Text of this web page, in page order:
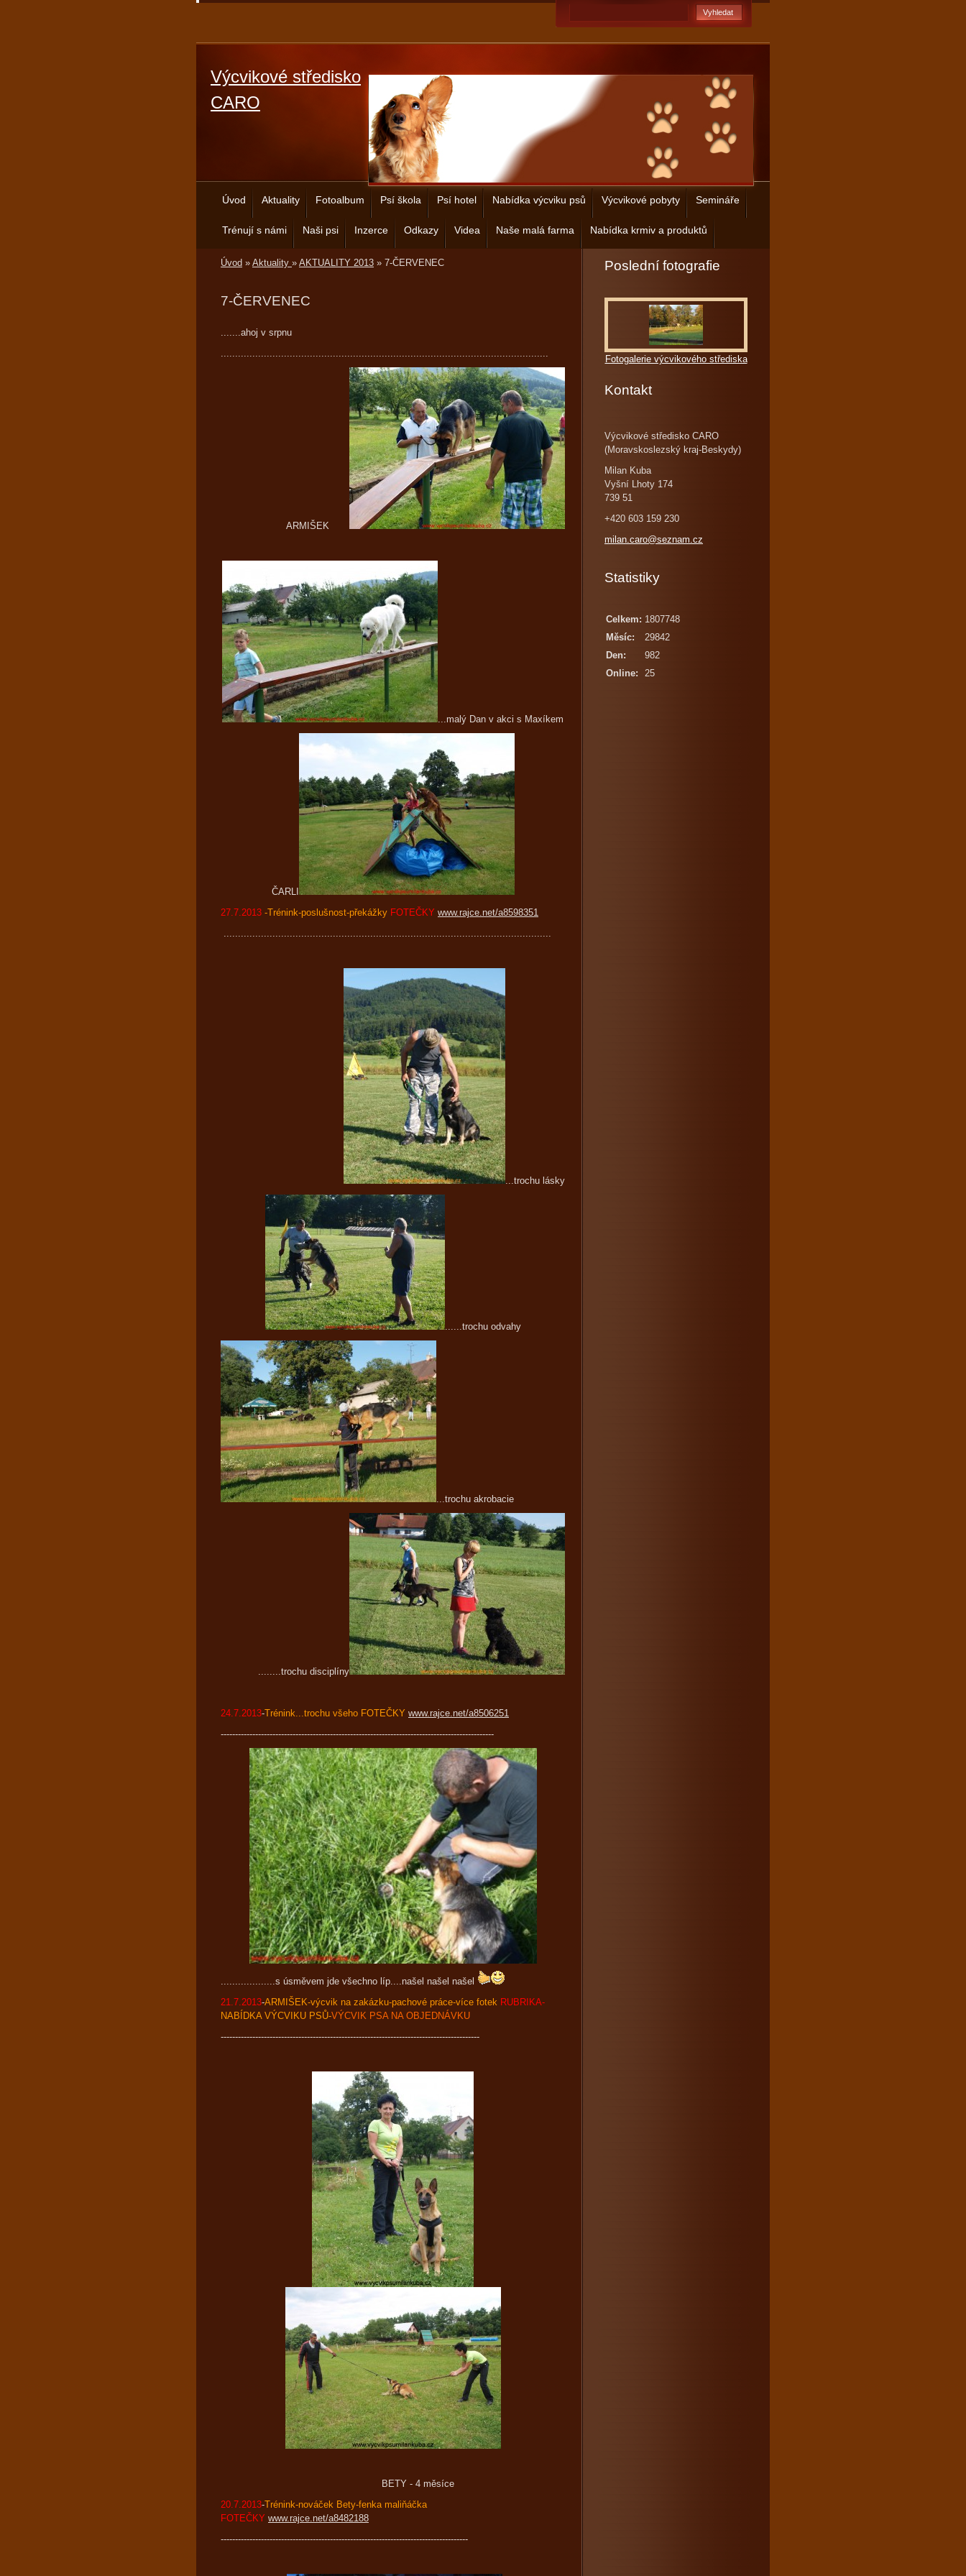
Výcvikové středisko
CARO
Úvod Aktuality Fotoalbum Psí škola Psí hotel Nabídka výcviku psů Výcvikové pobyty Semináře
Trénují s námi Naši psi Inzerce Odkazy Videa Naše malá farma Nabídka krmiv a produktů
Úvod » Aktuality » AKTUALITY 2013 » 7-ČERVENEC
7-ČERVENEC
.......ahoj v srpnu
..................................................................................................................
ARMIŠEK
...malý Dan v akci s Maxíkem
ČARLI
27.7.2013 -Trénink-poslušnost-překážky FOTEČKY www.rajce.net/a8598351
..................................................................................................................
...trochu lásky
......trochu odvahy
...trochu akrobacie
........trochu disciplíny
24.7.2013-Trénink...trochu všeho FOTEČKY www.rajce.net/a8506251
-----------------------------------------------------------------------------------------------
...................s úsměvem jde všechno líp....našel našel našel
21.7.2013-ARMIŠEK-výcvik na zakázku-pachové práce-více fotek RUBRIKA-
NABÍDKA VÝCVIKU PSŮ-VÝCVIK PSA NA OBJEDNÁVKU
------------------------------------------------------------------------------------------
BETY - 4 měsíce
20.7.2013-Trénink-nováček Bety-fenka maliňáčka
FOTEČKY www.rajce.net/a8482188
--------------------------------------------------------------------------------------
Poslední fotografie
Fotogalerie výcvikového střediska
Kontakt
Výcvikové středisko CARO
(Moravskoslezský kraj-Beskydy)
Milan Kuba
Vyšní Lhoty 174
739 51
+420 603 159 230
milan.caro@seznam.cz
Statistiky
Online: 25
Celkem: 1807748
Měsíc:
29842
Den:
982